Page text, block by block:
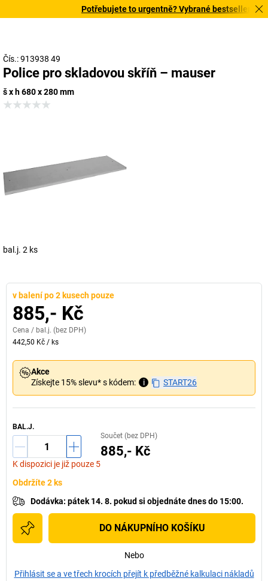
Potřebujete to urgentně? Vybrané bestsellery
Čís.: 913938 49
Police pro skladovou skříň – mauser
š x h 680 x 280 mm
bal.j. 2 ks
v balení po 2 kusech pouze
885,- Kč
Cena / bal.j. (bez DPH)
442,50 Kč / ks
Akce
Získejte 15% slevu* s kódem:
i START26
BAL.J.
K dispozici je již pouze 5
Součet (bez DPH)
885,- Kč
Obdržíte 2 ks
Dodávka: pátek 14. 8. pokud si objednáte dnes do 15:00.
DO NÁKUPNÍHO KOŠÍKU
Nebo
Přihlásit se a ve třech krocích přejít k předběžné kalkulaci nákladů